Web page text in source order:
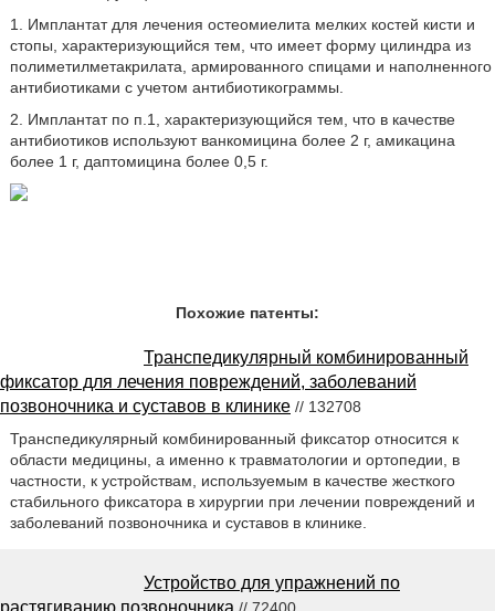
1. Имплантат для лечения остеомиелита мелких костей кисти и
стопы, характеризующийся тем, что имеет форму цилиндра из
полиметилметакрилата, армированного спицами и наполненного
антибиотиками с учетом антибиотикограммы.
2. Имплантат по п.1, характеризующийся тем, что в качестве
антибиотиков используют ванкомицина более 2 г, амикацина
более 1 г, даптомицина более 0,5 г.
Похожие патенты:
Транспедикулярный комбинированный
фиксатор для лечения повреждений, заболеваний
позвоночника и суставов в клинике // 132708
Транспедикулярный комбинированный фиксатор относится к
области медицины, а именно к травматологии и ортопедии, в
частности, к устройствам, используемым в качестве жесткого
стабильного фиксатора в хирургии при лечении повреждений и
заболеваний позвоночника и суставов в клинике.
Устройство для упражнений по
растягиванию позвоночника